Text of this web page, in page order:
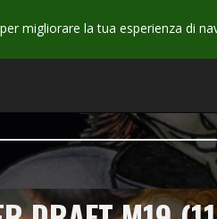
migliorare la tua esperienza di